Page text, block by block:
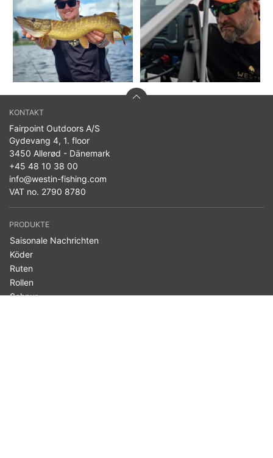
KONTAKT
Fairpoint Outdoors A/S
Gydevang 4, 1. floor
3450 Allerød - Dänemark
+45 48 10 38 00
info@westin-fishing.com
VAT no. 2790 8780
PRODUKTE
Saisonale Nachrichten
Köder
Ruten
Rollen
Schnur